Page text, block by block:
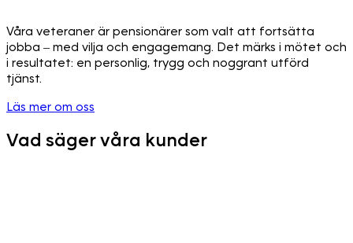
Våra veteraner är pensionärer som valt att fortsätta
jobba – med vilja och engagemang. Det märks i mötet och
i resultatet: en personlig, trygg och noggrant utförd
tjänst.
Läs mer om oss
Vad säger våra kunder